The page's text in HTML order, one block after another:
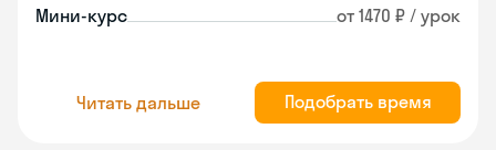
Мини-курс от 1470 ₽ / урок
Читать дальше Подобрать время